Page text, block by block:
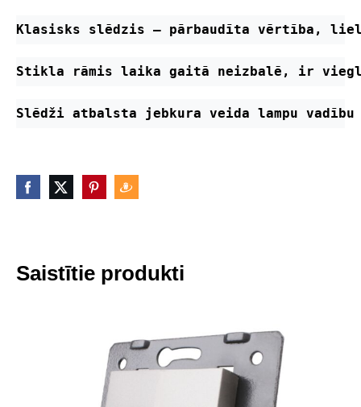
Klasisks slēdzis – pārbaudīta vērtība,
Stikla rāmis laika gaitā neizbalē, ir
Slēdži atbalsta jebkura veida lampu vadību
Saistītie produkti